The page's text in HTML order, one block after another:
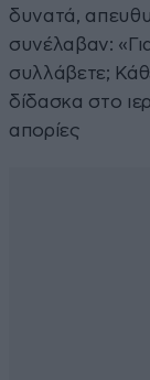
δυνατά,
συνέλαβαν:
συλλάβετε;
δίδασκα στο
απορίες